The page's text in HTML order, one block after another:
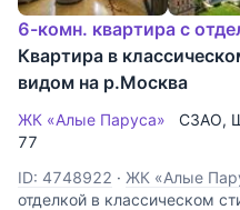
6-комн. квартира с
Квартира в
видом на р.Москва
ЖК «Алые Паруса» СЗАО,
77
ID: 4748922 · ЖК «Алые
отделкой в классическом